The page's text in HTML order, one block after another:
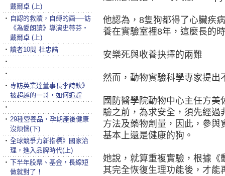
他認為，8隻狗都得了心臟疾
養在實驗室裡8年，這麼長的
安樂死與收養抉擇的兩難
然而，動物實驗科學專家提出
國防醫學院動物中心主任方
驗之前，為求安全，須先經過
方法及藥物劑量，因此，參
基本上還是健康的狗。
她說，就算重複實驗，根據《
其完全恢復生理功能後，才
戴爾卓 (上)
‧ 自認的救贖，自縛的繭──訪
《為愛朗讀》導演史蒂芬‧
戴爾卓 (上)
‧ 讀者10問 杜忠誥
‧
‧
‧ 專訪英業達董事長李詩欽》
被超越的一哥，如何追趕
‧
‧ 29種營養品‧孕期產後健康
沒煩惱(下)
‧ 全球競爭力新指標》國家治
理，進入品牌時代(上)
‧ 下半年股票、基金，長線短
做就對了！